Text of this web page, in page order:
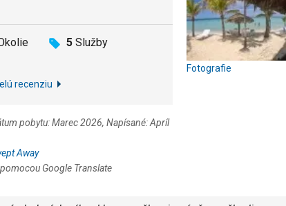
5 Služby
recenziu
pobytu: Marec 2026, Napísané: Apríl
Away
Google Translate
Fotografie